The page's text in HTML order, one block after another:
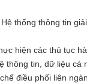
thống thông tin
hiện các thủ tục
thông tin, dữ liệu cá
điều phối liên